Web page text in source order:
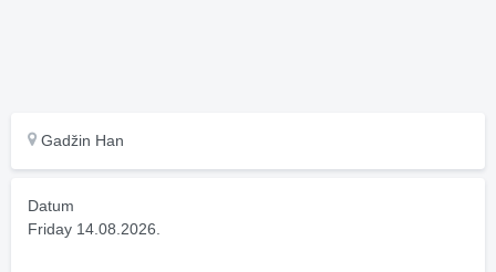
Gadžin Han
Datum
Friday 14.08.2026.